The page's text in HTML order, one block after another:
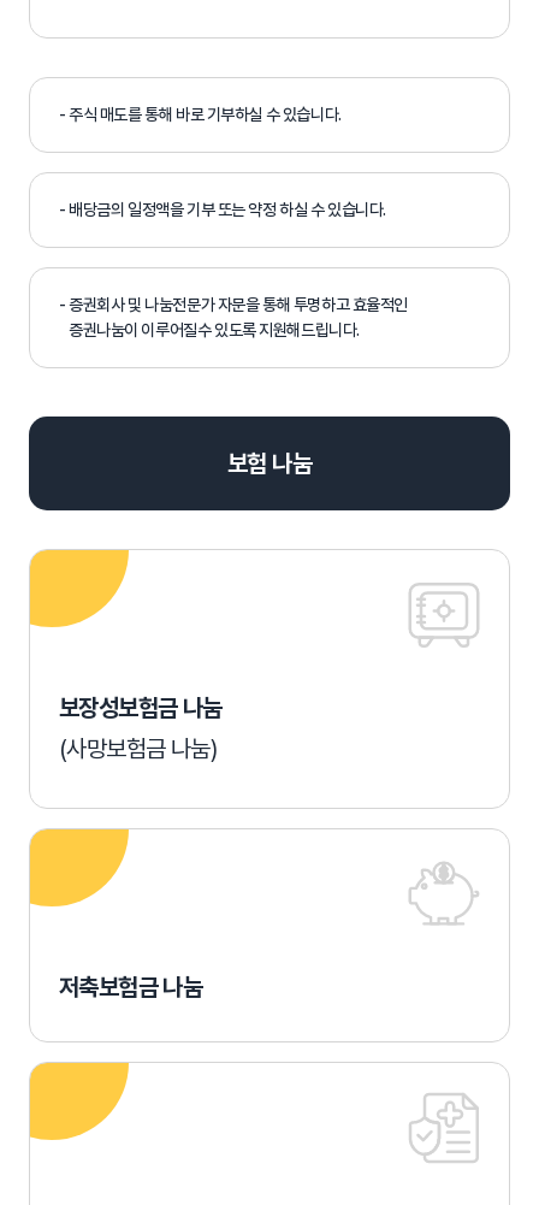
- 주식 매도를 통해 바로 기부하실 수 있습니다.
- 배당금의 일정액을 기부 또는 약정 하실 수 있습니다.
- 증권회사 및 나눔전문가 자문을 통해 투명하고 효율적인
증권나눔이 이루어질수 있도록 지원해드립니다.
보험 나눔
보장성보험금 나눔
(사망보험금 나눔)
저축보험금 나눔